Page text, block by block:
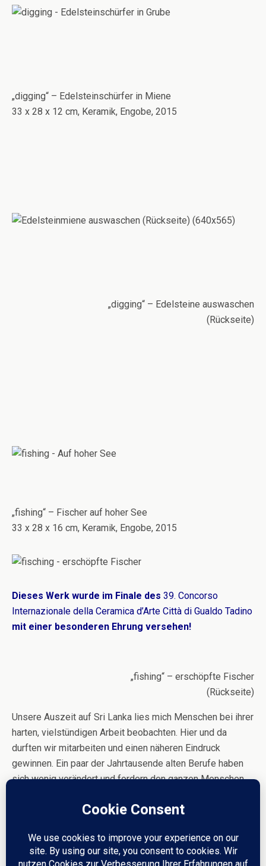
„digging“ – Edelsteinschürfer in Miene
33 x 28 x 12 cm, Keramik, Engobe, 2015
„digging“ – Edelsteine auswaschen
(Rückseite)
„fishing“ – Fischer auf hoher See
33 x 28 x 16 cm, Keramik, Engobe, 2015
Dieses Werk wurde im Finale des 39. Concorso
Internazionale della Ceramica d’Arte Città di Gualdo Tadino
mit einer besonderen Ehrung versehen!
„fishing“ – erschöpfte Fischer
(Rückseite)
Unsere Auszeit auf Sri Lanka lies mich Menschen bei ihrer
harten, vielstündigen Arbeit beobachten. Hier und da
durften wir mitarbeiten und einen näheren Eindruck
gewinnen. Ein paar der Jahrtausende alten Berufe haben
sich wenig verändert und fordern den ganzen Menschen.
Herausforderung für Körper und Geist.